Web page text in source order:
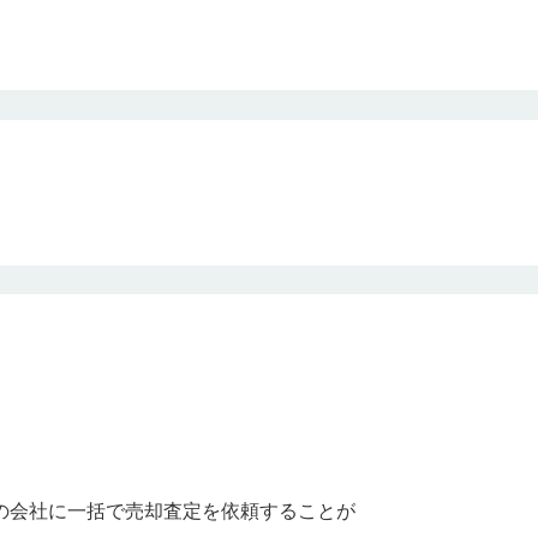
会社に一括で売却査定を依頼することが